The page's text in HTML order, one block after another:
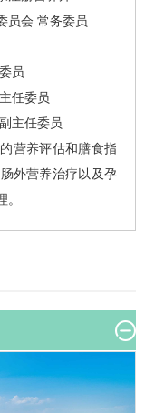
员会 常务委员
员
任委员
主任委员
营养评估和膳食指
外营养治疗以及孕